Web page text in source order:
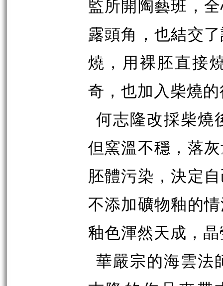
監所開陶藝班，
露頭角，也結交
燒，用裸胚直接
奇，也加入柴燒
何志隆改採柴燒
但窯溫不穩，落
胚體污染，決定
不添加礦物釉的
釉色渾然天成，
華嚴宗的海雲法